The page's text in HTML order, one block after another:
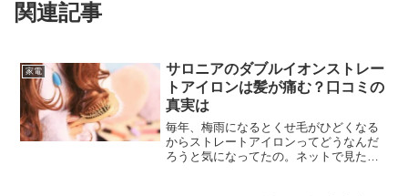
関連記事
家電
サロニアのダブルイオンストレー
トアイロンは髪が痛む？口コミの
真実は
毎年、梅雨になるとくせ毛がひどくなる
からストレートアイロンってどうなんだ
ろうと気になってたの。ネットで見た中